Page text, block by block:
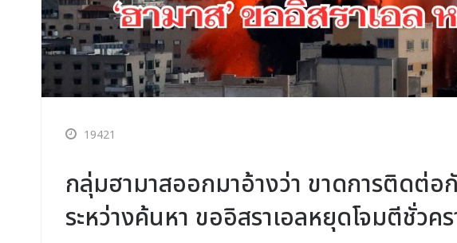
19421
กลุ่มฮามาสออกมาอ้างว่า ขาดการติดต่
ระหว่างค้นหา ขออิสราเอลหยุดโจมตีชั่วค